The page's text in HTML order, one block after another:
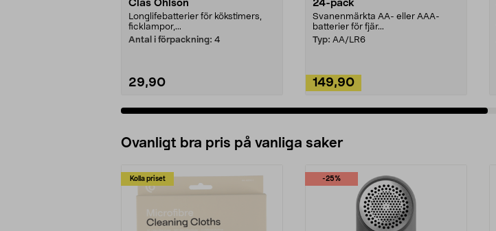
Clas Ohlson
Longlifebatterier för kökstimers,
ficklampor,...
Antal i förpackning: 4
29,90
24-pack
Svanenmärkta AA- eller AAA-
batterier för fjär...
Typ: AA/LR6
149,90
Ovanligt bra pris på vanliga saker
Kolla priset -25%